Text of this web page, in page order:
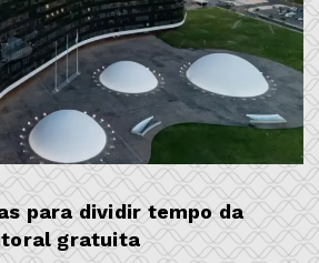
para dividir tempo da
gratuita